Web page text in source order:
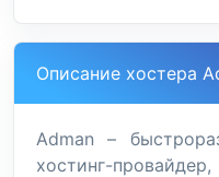
Описание хостера
Adman –
хостинг-